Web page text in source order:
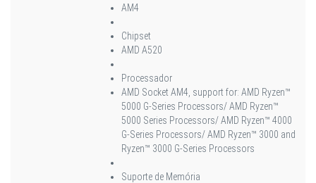
AM4
Chipset
AMD A520
Processador
AMD Socket AM4, support for: AMD Ryzen™
5000 G-Series Processors/ AMD Ryzen™
5000 Series Processors/ AMD Ryzen™ 4000
G-Series Processors/ AMD Ryzen™ 3000 and
Ryzen™ 3000 G-Series Processors
Suporte de Memória